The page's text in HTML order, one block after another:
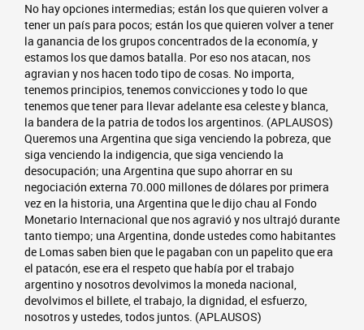
No hay opciones intermedias; están los que quieren volver a
tener un país para pocos; están los que quieren volver a tener
la ganancia de los grupos concentrados de la economía, y
estamos los que damos batalla. Por eso nos atacan, nos
agravian y nos hacen todo tipo de cosas. No importa,
tenemos principios, tenemos convicciones y todo lo que
tenemos que tener para llevar adelante esa celeste y blanca,
la bandera de la patria de todos los argentinos. (APLAUSOS)
Queremos una Argentina que siga venciendo la pobreza, que
siga venciendo la indigencia, que siga venciendo la
desocupación; una Argentina que supo ahorrar en su
negociación externa 70.000 millones de dólares por primera
vez en la historia, una Argentina que le dijo chau al Fondo
Monetario Internacional que nos agravió y nos ultrajó durante
tanto tiempo; una Argentina, donde ustedes como habitantes
de Lomas saben bien que le pagaban con un papelito que era
el patacón, ese era el respeto que había por el trabajo
argentino y nosotros devolvimos la moneda nacional,
devolvimos el billete, el trabajo, la dignidad, el esfuerzo,
nosotros y ustedes, todos juntos. (APLAUSOS)